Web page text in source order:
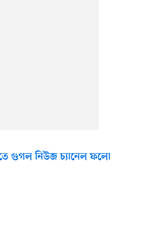
গুগল নিউজ চ্যানেল ফলো